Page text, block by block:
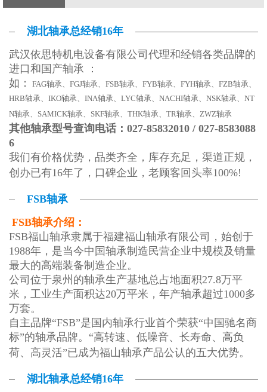
湖北轴承总经销16年
武汉依思特机电设备有限公司代理和经销各类品牌的
进口和国产轴承 ：
如：
FAG轴承、FGJ轴承、FSB轴承、FYB轴承、FYH轴承、FZB轴承、
HRB轴承、IKO轴承、INA轴承、LYC轴承、NACHI轴承、NSK轴承、NT
N轴承、SAMICK轴承、SKF轴承、THK轴承、TR轴承、ZWZ轴承
其他轴承型号查询电话：027-85832010 / 027-8583088
6
我们有价格优势，品类齐全，库存充足，渠道正规，
创办已有16年了，口碑企业，老顾客回头率100%!
FSB轴承
FSB轴承介绍：
FSB福山轴承隶属于福建福山轴承有限公司，始创于
1988年，是当今中国轴承制造民营企业中规模及销量
最大的高端装备制造企业。
公司位于泉州的轴承生产基地总占地面积27.8万平
米，工业生产面积达20万平米，年产轴承超过1000多
万套。
自主品牌“FSB”是国内轴承行业首个荣获“中国驰名商
标”的轴承品牌。“高转速、低噪音、长寿命、高负
荷、高灵活”已成为福山轴承产品公认的五大优势。
湖北轴承总经销16年